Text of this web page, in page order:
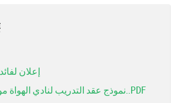
إعلان
نموذج عقد التدريب لنادي الهواة موسم 2026_2027..PDF